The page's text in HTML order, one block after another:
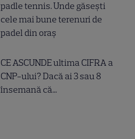
padle tennis. Unde găsești
cele mai bune terenuri de
padel din oraș
CE ASCUNDE ultima CIFRA a
CNP-ului? Dacă ai 3 sau 8
însemană că...